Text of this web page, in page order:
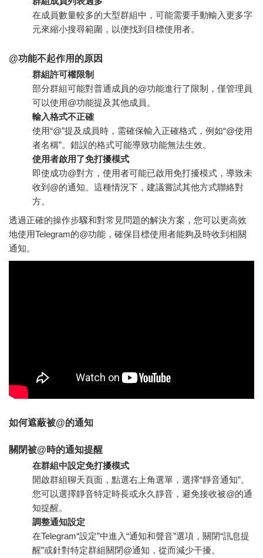
在成員數量較多的大型群組中，可能需要手動輸入更多字
元來縮小搜尋範圍，以便找到目標使用者。
@功能不起作用的原因
群組許可權限制
部分群組可能對普通成員的@功能進行了限制，僅管理員
可以使用@功能提及其他成員。
輸入格式不正確
使用“@”提及成員時，需確保輸入正確格式，例如“@使用
者名稱”。錯誤的格式可能導致功能無法生效。
使用者啟用了免打擾模式
即使成功@對方，使用者可能已啟用免打擾模式，導致未
收到@的通知。這種情況下，建議嘗試其他方式聯絡對
方。
透過正確的操作步驟和對常見問題的解決方案，您可以更高效
地使用Telegram的@功能，確保目標使用者能夠及時收到相關
通知。
如何遮蔽被@的通知
關閉被@時的通知提醒
在群組中設定免打擾模式
開啟群組聊天頁面，點選右上角選單，選擇“靜音通知”。
您可以選擇靜音特定時長或永久靜音，避免接收被@的通
知提醒。
調整通知設定
在Telegram“設定”中進入“通知和聲音”選項，關閉“訊息提
醒”或針對特定群組關閉@通知，從而減少干擾。